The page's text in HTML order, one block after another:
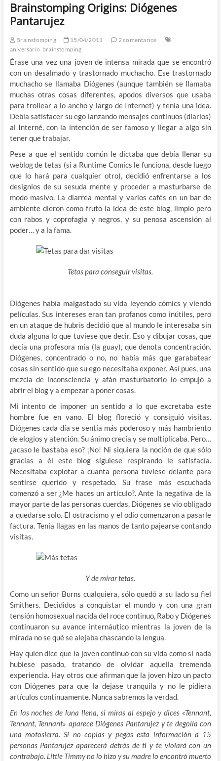
Brainstomping Origins: Diógenes
Pantarujez
Brainstomping 15/04/2011
2 comentarios
aniversario brainstomping
Érase una vez una joven de intensa mirada que se encontró
con un desalmado y trastornado muchacho. Ese trastornado
muchacho se llamaba Diógenes (aunque también se llamaba
muchas otras cosas diferentes, apodos diversos que usaba
para trollear a lo ancho y largo de Internet) y tenía una idea.
Debía satisfacer su ego lanzando mensajes continuos (diarios)
al Interné, con la intención de ser famoso y llegar a algo sin
tener que trabajar.
Pese a que el sentido común le dictaba que debía llenar su
weblog de tetas (si a Runtime Comics le funciona, desde luego
que lo hará para cualquier otro), decidió enfrentarse a los
designios de su sesuda mente y proceder a masturbarse de
modo masivo. La diarrea mental y varios cafés en un bar de
ambiente dieron como fruto la idea de este blog, limpio pero
con rabos y coprofagia y negros, y su penosa ascensión al
poder… y a la fama.
Tetas para conseguir visitas.
Diógenes había malgastado su vida leyendo cómics y viendo
películas. Sus intereses eran tan profanos como inútiles, pero
en un ataque de hubris decidió que al mundo le interesaba sin
duda alguna lo que tuviese que decir. Eso y dibujar cosas, que
decía una profesora mía (la guay), que denota concentración.
Diógenes, concentrado o no, no había más que garabatear
cosas sin sentido que su ego necesitaba exponer. Así pues, una
mezcla de inconsciencia y afán masturbatorio lo empujó a
abrir el blog y a empezar a poner cosas.
Mi intento de imponer un sentido a lo que excretaba este
hombre fue en vano. El blog floreció y consiguió visitas.
Diógenes cada día se sentía más poderoso y más hambriento
de elogios y atención. Su ánimo crecía y se multiplicaba. Pero…
¿acaso le bastaba eso? ¡No! Ni siquiera la noción de que sólo
gracias a él este blog siguiese respirando le satisfacía.
Necesitaba explotar a cuanta persona tuviese delante para
sentirse querido y respetado. Su frase más escuchada
comenzó a ser ¿Me haces un artículo?. Ante la negativa de la
mayor parte de las personas cuerdas, Diógenes se vio obligado
a quedarse solo. El ostracismo y el odio comenzaron a pasarle
factura. Tenía llagas en las manos de tanto pajearse contando
visitas.
Y de mirar tetas.
Como un señor Burns cualquiera, sólo quedó a su lado su fiel
Smithers. Decididos a conquistar el mundo y con una gran
tensión homosexual nacida del roce continuo, Rabo y Diógenes
continuaron su avance internáutico mientras la joven de la
mirada no se qué se alejaba chascando la lengua.
Hay quien dice que la joven continuó con su vida como si nada
hubiese pasado, tratando de olvidar aquella tremenda
experiencia. Hay otros que afirman que la joven hizo un pacto
con Diógenes para que la dejase tranquila y no le pidiera
artículos continuamente. Nunca sabremos la verdad.
En las noches de luna llena, si miras al espejo y dices «Tennant,
Tennant, Tennant» aparece Diógenes Pantarujez y te degolla con
una motosierra. Si no copias y pegas esta información a 15
personas Pantarujez aparecerá detrás de ti y te violará con un
contrabajo. Little Timmy no lo hizo y su madre lo encontró muerto